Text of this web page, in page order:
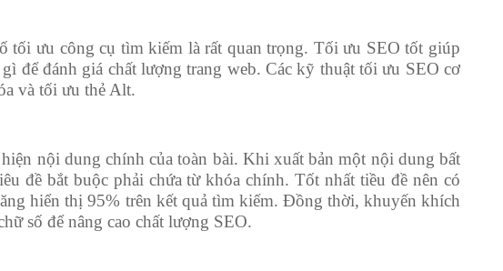
tối ưu công cụ tìm kiếm là rất quan trọng. Tối ưu SEO tốt giúp
để đánh giá chất lượng trang web. Các kỹ thuật tối ưu SEO cơ
và tối ưu thẻ Alt.
nội dung chính của toàn bài. Khi xuất bản một nội dung bất
đề bắt buộc phải chứa từ khóa chính. Tốt nhất tiều đề nên có
hiển thị 95% trên kết quả tìm kiếm. Đồng thời, khuyến khích
số để nâng cao chất lượng SEO.